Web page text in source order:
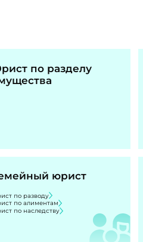
по разделу
юрист
по разводу
по алиментам
по наследству